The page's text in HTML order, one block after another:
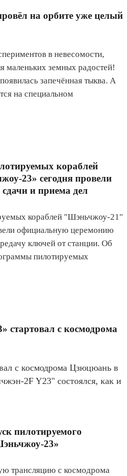
на орбите уже целый
в невесомости,
маленьких земных радостей!
запечённая тыква. А
на специальном
кораблей
23» сегодня провели
и приема дел
кораблей "Шэньчжоу-21"
официальную церемонию
ключей от станции. Об
пилотируемых
стартовал с космодрома
с космодрома Цзюцюань в
2F Y23" состоялся, как и
пилотируемого
23»
трансляцию с космодрома